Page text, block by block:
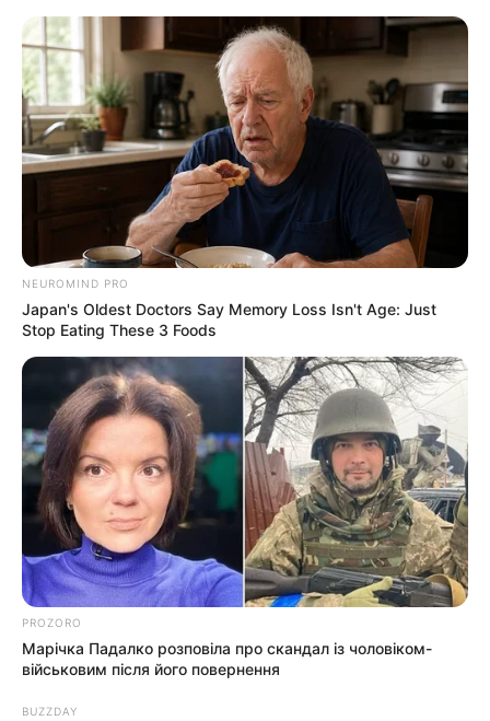
Перейти
вмісту
Groza-news.info
Громада Закарпаття
ГАРЯЧI ПОДІЇ
Державні субвенції відкривають
нові можливості для
Закарпатських закладів освіти
СІЧ 23, 2025
NEUROMIND PRO
Japan's Oldest Doctors Say Memory Loss Isn't Age: Just
Stop Eating These 3 Foods
PROZORO
Марічка Падалко розповіла про скандал із чоловіком-
військовим після його повернення
BUZZDAY